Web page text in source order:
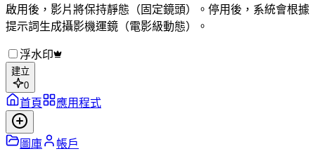
啟用後，影片將保持靜態（固定鏡頭）。停用後，系統會根據
提示詞生成攝影機運鏡（電影級動態）。
浮水印
建立
0
首頁 應用程式
圖庫 帳戶